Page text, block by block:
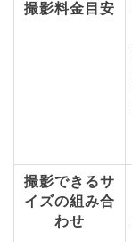
撮影料金目安
撮影できるサ
イズの組み合
わせ